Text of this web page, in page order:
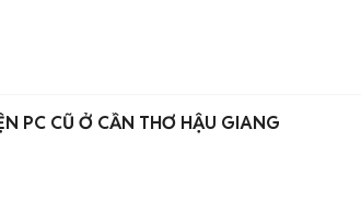
PC CŨ Ở CẦN THƠ HẬU GIANG